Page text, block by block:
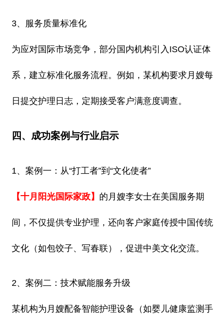
3、服务质量标准化
为应对国际市场竞争，部分国内机构引入ISO认证体
系，建立标准化服务流程。例如，某机构要求月嫂每
日提交护理日志，定期接受客户满意度调查。
四、成功案例与行业启示
1、案例一：从“打工者”到“文化使者”
【十月阳光国际家政】 的月嫂李女士在美国服务期
间，不仅提供专业护理，还向客户家庭传授中国传统
文化（如包饺子、写春联），促进中美文化交流。
2、案例二：技术赋能服务升级
某机构为月嫂配备智能护理设备（如婴儿健康监测手